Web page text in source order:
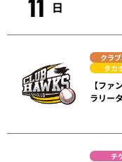
日
クラ
タカ
【フ
ラリー
チ